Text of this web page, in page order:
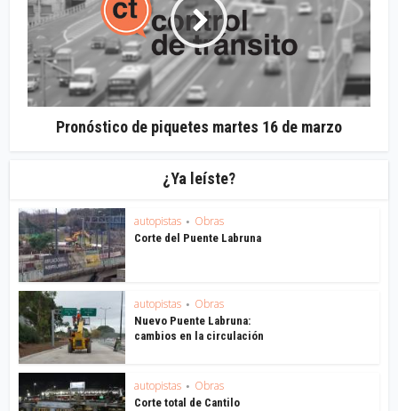
Pronóstico de piquetes martes 16 de marzo
¿Ya leíste?
autopistas • Obras
Corte del Puente Labruna
autopistas • Obras
Nuevo Puente Labruna:
cambios en la circulación
autopistas • Obras
Corte total de Cantilo